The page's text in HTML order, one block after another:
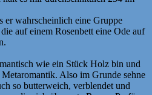
er wahrscheinlich eine Gruppe
auf einem Rosenbett eine Ode auf
wie ein Stück Holz bin und
Also im Grunde sehne
so butterweich, verblendet und